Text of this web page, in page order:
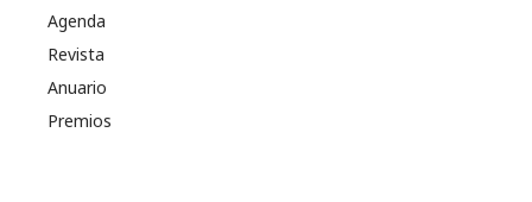
Agenda
Revista
Anuario
Premios